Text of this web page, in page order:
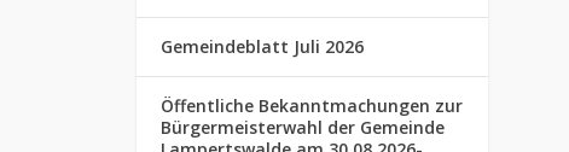
Gemeindeblatt Juli 2026
Öffentliche Bekanntmachungen zur
Bürgermeisterwahl der Gemeinde